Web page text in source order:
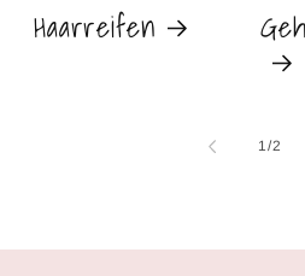
Haarreifen
1/von
2